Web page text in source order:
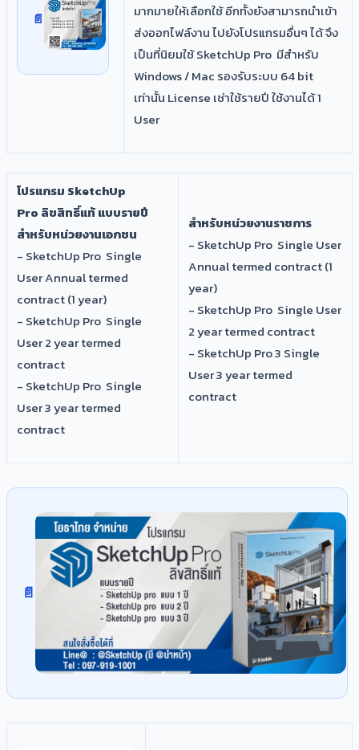
มากมายให้เลือกใช้ อีกทั้งยังสามารถนำเข้า
ส่งออกไฟล์งาน ไปยังโปรแกรมอื่นๆ ได้ จึง
เป็นที่นิยมใช้ SketchUp Pro มีสำหรับ
Windows / Mac รองรับระบบ 64 bit
เท่านั้น License เช่าใช้รายปี ใช้งานได้ 1
User
โปรแกรม SketchUp
Pro ลิขสิทธิ์แท้แบบรายปี
สำหรับหน่วยงานเอกชน
- SketchUp Pro Single
User Annual termed
contract (1 year)
- SketchUp Pro Single
User 2 year termed
contract
- SketchUp Pro Single
User 3 year termed
contract
สำหรับหน่วยงานราชการ
- SketchUp Pro Single User
Annual termed contract (1
year)
- SketchUp Pro Single User
2 year termed contract
- SketchUp Pro 3 Single
User 3 year termed
contract